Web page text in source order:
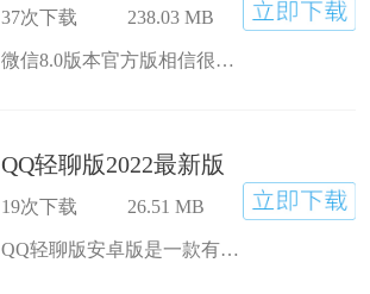
37次下载
238.03 MB
微信8.0版本官方版相信很多朋友在日常生活中都在使用微信。 微信8.0版本官方版下载安装，不仅有新的界面，还有新的界面、表情包和加载页面的大更新。 不仅如此，还可以修改我的状态，带来全新的体验。 , 功能多多, 好用, 实用, 简单, 更有趣
QQ轻聊版2022最新版
19次下载
26.51 MB
QQ轻聊版安卓版是一款有着更简介UI界面和更快运行速度的手机聊天软件。QQ轻聊版安卓版为您带来这个程序的安卓手机适配版本下载。在这里您可以用更快的速度和更简介的界面来进行聊天了，整个聊天过程会显得非常的轻松愉快，并且在任何配置的手机上都能够流畅快速的运行，不让卡顿影响您的聊天。